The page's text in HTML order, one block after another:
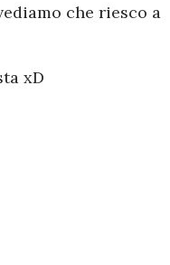
che riesco a
xD